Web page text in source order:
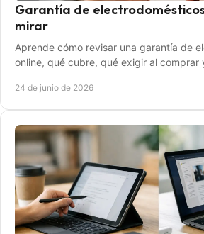
Garantía de
mirar
Aprende cómo revisar una garantía de
online, qué cubre, qué exigir al comprar
24 de junio de 2026